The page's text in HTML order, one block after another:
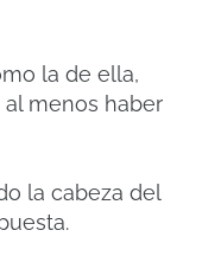
la de ella,
menos haber
la cabeza del